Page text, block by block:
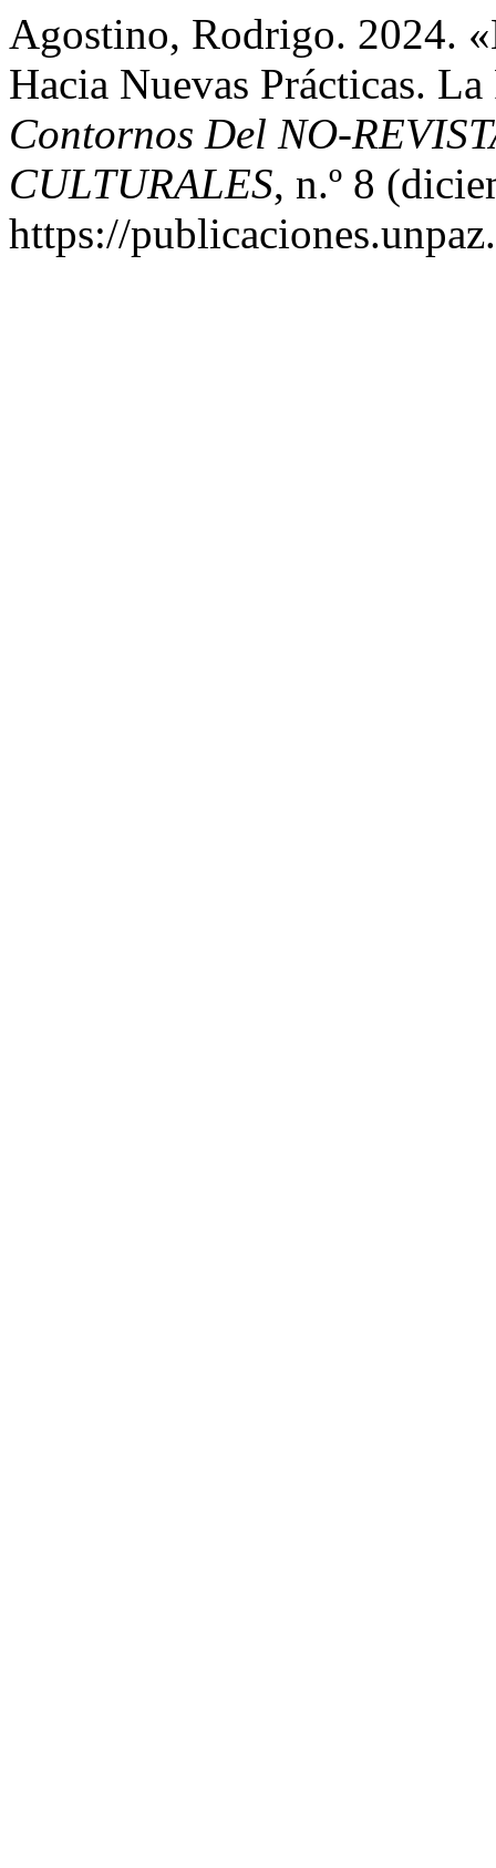
Agostino, Rodrigo. 2024.
Hacia Nuevas Prácticas.
Contornos Del NO-
CULTURALES, n.º 8
https://